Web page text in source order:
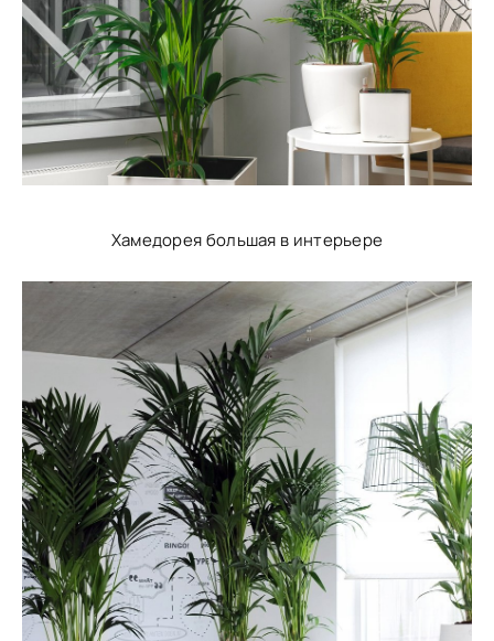
Хамедорея большая в интерьере